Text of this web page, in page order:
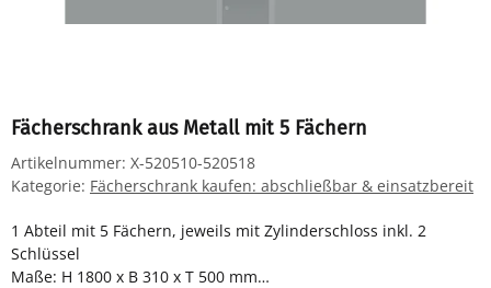
Fächerschrank aus Metall mit 5 Fächern
Artikelnummer: X-520510-520518
Kategorie: Fächerschrank kaufen: abschließbar & einsatzbereit
1 Abteil mit 5 Fächern, jeweils mit Zylinderschloss inkl. 2
Schlüssel
Maße: H 1800 x B 310 x T 500 mm